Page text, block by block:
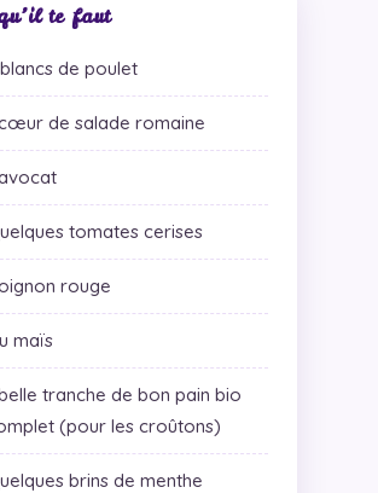
te faut
de poulet
de salade romaine
tomates cerises
rouge
maïs
tranche de bon pain bio
(pour les croûtons)
brins de menthe